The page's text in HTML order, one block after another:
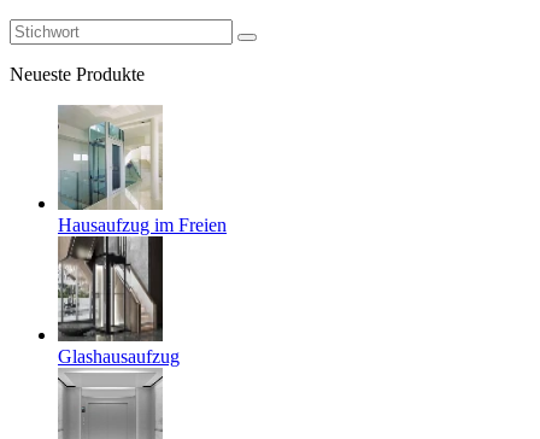
Neueste Produkte
Hausaufzug im Freien
Glashausaufzug